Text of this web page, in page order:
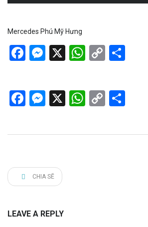
Mercedes Phú Mỹ Hưng
Facebook
Messenger
X WhatsApp
Copy
Facebook
Messenger
X WhatsApp
Copy
CHIA SẼ
LEAVE A REPLY